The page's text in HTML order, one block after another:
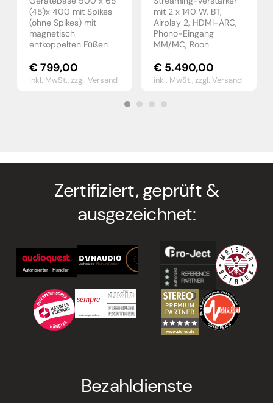
(45)x 400 mit Spikes
(ohne Spikes) mit
magnetisch
entkoppelten Füßen
€799,00
inkl. MwSt.,zzgl. Versand
mit 2 x 140 W, BT,
Airplay 2, HDMI-ARC,
Phono-Eingang
MM/MC, Roon
€5.490,00
inkl. MwSt.,zzgl. Versand
Zertifiziert, geprüft &
ausgezeichnet:
Bezahldienste